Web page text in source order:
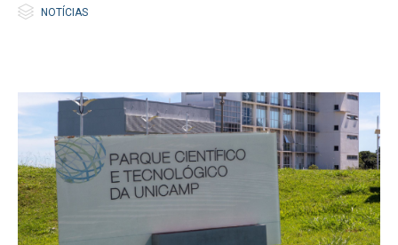
 Category
NOTÍCIAS